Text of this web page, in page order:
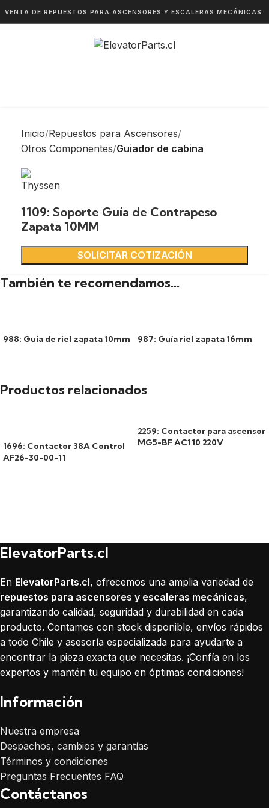
VENTA DE REPUESTOS PARA ASCENSORES Y ESCALERAS MECÁNICAS.
Inicio Repuestos para Ascensores
Otros Componentes Guiador de cabina
1109: Soporte Guía de Contrapeso
Zapata 10MM
SOLICITAR COTIZACIÓN
También te recomendamos…
988: Guía de riel zapata 10mm 987: Guía riel zapata 16mm
Productos relacionados
1696: Contactor 38A Control
AF26-30-00-11
2259: Contactor para ascensor
MG5-BF AC110 220V
ElevatorParts.cl
En ElevatorParts.cl, ofrecemos una amplia variedad de
repuestos para ascensores y escaleras mecánicas,
garantizando calidad, seguridad y durabilidad en cada
producto. Contamos con stock disponible, envíos rápidos
a todo Chile y asesoría especializada para ayudarte a
encontrar la pieza exacta que necesitas. ¡Confía en los
expertos y mantén tu equipo en óptimas condiciones!
Información
Nuestra empresa
Despachos, cambios y garantías
Términos y condiciones
Preguntas Frecuentes FAQ
Contáctanos